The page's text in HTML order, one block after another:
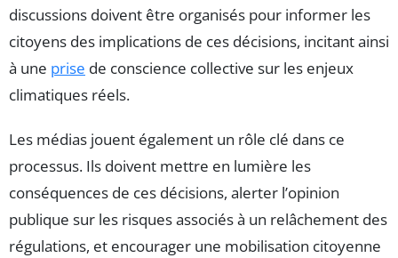
discussions doivent être organisés pour informer les
citoyens des implications de ces décisions, incitant ainsi
à une prise de conscience collective sur les enjeux
climatiques réels.
Les médias jouent également un rôle clé dans ce
processus. Ils doivent mettre en lumière les
conséquences de ces décisions, alerter l’opinion
publique sur les risques associés à un relâchement des
régulations, et encourager une mobilisation citoyenne